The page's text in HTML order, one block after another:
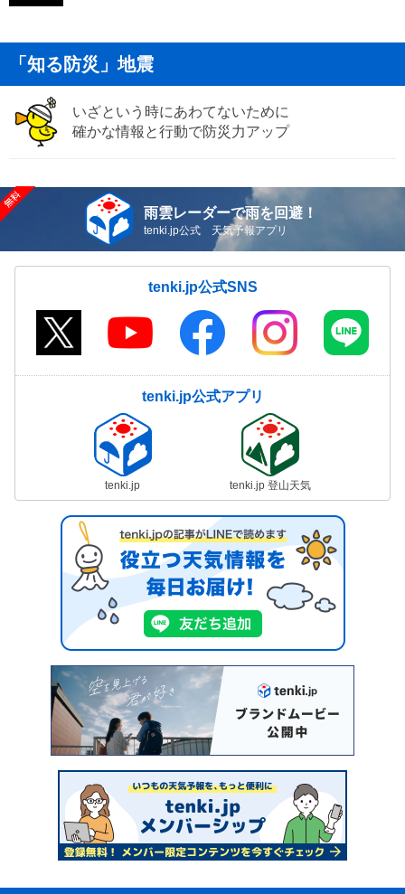
「知る防災」地震
いざという時にあわてないために
確かな情報と行動で防災力アップ
雨雲レーダーで雨を回避！
tenki.jp公式 天気予報アプリ
tenki.jp公式SNS
tenki.jp公式アプリ
tenki.jp tenki.jp 登山天気